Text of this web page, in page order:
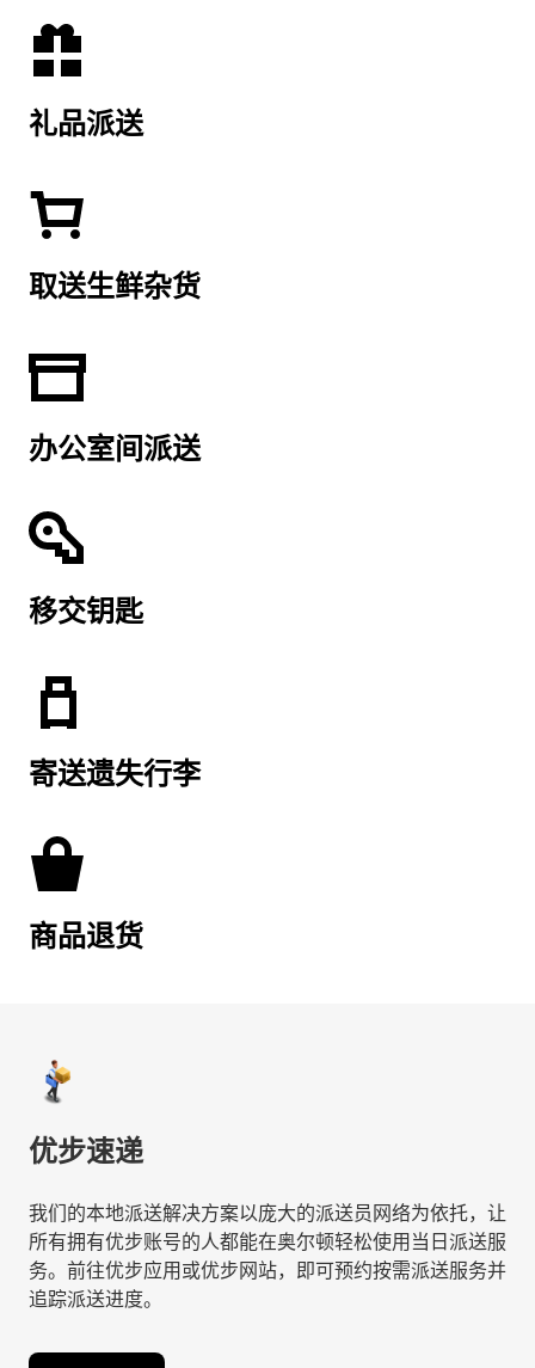
礼品派送
取送生鲜杂货
办公室间派送
移交钥匙
寄送遗失行李
商品退货
优步速递
我们的本地派送解决方案以庞大的派送员网络为依托，让
所有拥有优步账号的人都能在奥尔顿轻松使用当日派送服
务。前往优步应用或优步网站，即可预约按需派送服务并
追踪派送进度。